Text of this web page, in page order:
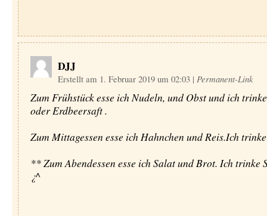
DJJ
Erstellt am 1. Februar 2019 um 02:03 | Permanent-Link
Zum Frühstück esse ich Nudeln, und Obst und ich
oder Erdbeersaft .
Zum Mittagessen esse ich Hahnchen und Reis.Ich
** Zum Abendessen esse ich Salat und Brot. Ich
¿^­­­­